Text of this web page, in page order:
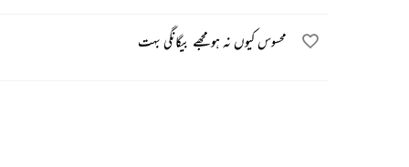
محسوس کیوں نہ ہو مجھے بیگانگی بہت